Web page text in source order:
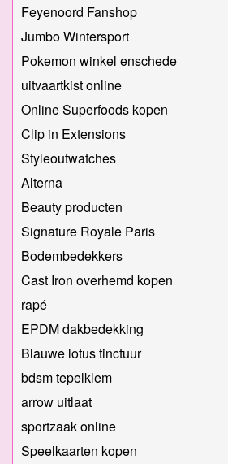
Feyenoord Fanshop
Jumbo Wintersport
Pokemon winkel enschede
uitvaartkist online
Online Superfoods kopen
Clip in Extensions
Styleoutwatches
Alterna
Beauty producten
Signature Royale Paris
Bodembedekkers
Cast Iron overhemd kopen
rapé
EPDM dakbedekking
Blauwe lotus tinctuur
bdsm tepelklem
arrow uitlaat
sportzaak online
Speelkaarten kopen